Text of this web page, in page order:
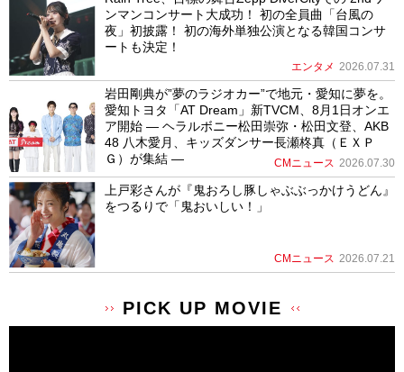
ンマンコンサート大成功！ 初の全員曲「台風の
夜」初披露！ 初の海外単独公演となる韓国コンサ
ートも決定！
エンタメ 2026.07.31
岩田剛典が”夢のラジオカー”で地元・愛知に夢を。
愛知トヨタ「AT Dream」新TVCM、8月1日オンエ
ア開始 ― ヘラルボニー松田崇弥・松田文登、AKB
48 八木愛月、キッズダンサー長瀬柊真（ＥＸＰ
Ｇ）が集結 ―
CMニュース 2026.07.30
上戸彩さんが『鬼おろし豚しゃぶぶっかけうどん』
をつるりで「鬼おいしい！」
CMニュース 2026.07.21
PICK UP MOVIE